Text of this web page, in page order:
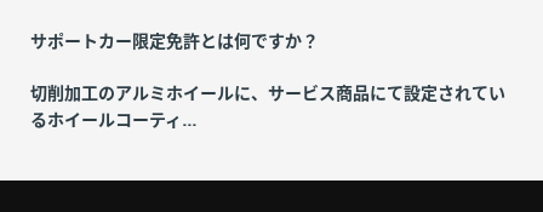
サポートカー限定免許とは何ですか？
切削加工のアルミホイールに、サービス商品にて設定されてい
るホイールコーティ...